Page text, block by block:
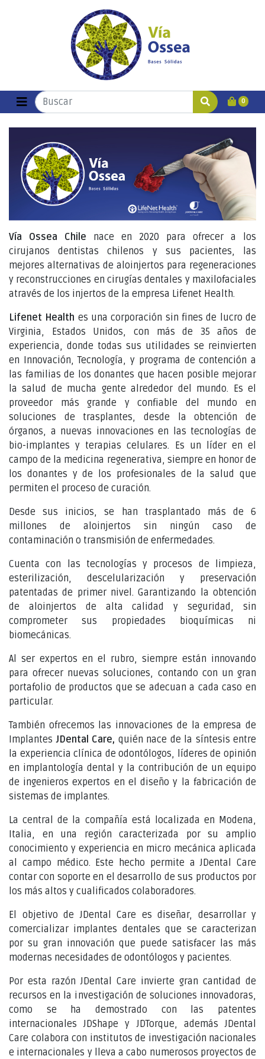
0
Vía Ossea Chile nace en 2020 para ofrecer a los
cirujanos dentistas chilenos y sus pacientes, las
mejores alternativas de aloinjertos para regeneraciones
y reconstrucciones en cirugías dentales y maxilofaciales
através de los injertos de la empresa Lifenet Health.
Lifenet Health es una corporación sin fines de lucro de
Virginia, Estados Unidos, con más de 35 años de
experiencia, donde todas sus utilidades se reinvierten
en Innovación, Tecnología, y programa de contención a
las familias de los donantes que hacen posible mejorar
la salud de mucha gente alrededor del mundo. Es el
proveedor más grande y confiable del mundo en
soluciones de trasplantes, desde la obtención de
órganos, a nuevas innovaciones en las tecnologías de
bio-implantes y terapias celulares. Es un líder en el
campo de la medicina regenerativa, siempre en honor de
los donantes y de los profesionales de la salud que
permiten el proceso de curación.
Desde sus inicios, se han trasplantado más de 6
millones de aloinjertos sin ningún caso de
contaminación o transmisión de enfermedades.
Cuenta con las tecnologías y procesos de limpieza,
esterilización, descelularización y preservación
patentadas de primer nivel. Garantizando la obtención
de aloinjertos de alta calidad y seguridad, sin
comprometer sus propiedades bioquímicas ni
biomecánicas.
Al ser expertos en el rubro, siempre están innovando
para ofrecer nuevas soluciones, contando con un gran
portafolio de productos que se adecuan a cada caso en
particular.
También ofrecemos las innovaciones de la empresa de
ImplantesJDental Care, quién nace de la síntesis entre
la experiencia clínica de odontólogos, líderes de opinión
en implantología dental y la contribución de un equipo
de ingenieros expertos en el diseño y la fabricación de
sistemas de implantes.
La central de la compañía está localizada en Modena,
Italia, en una región caracterizada por su amplio
conocimiento y experiencia en micro mecánica aplicada
al campo médico. Este hecho permite a JDental Care
contar con soporte en el desarrollo de sus productos por
los más altos y cualificados colaboradores.
El objetivo de JDental Care es diseñar, desarrollar y
comercializar implantes dentales que se caracterizan
por su gran innovación que puede satisfacer las más
modernas necesidades de odontólogos y pacientes.
Por esta razón JDental Care invierte gran cantidad de
recursos en la investigación de soluciones innovadoras,
como se ha demostrado con las patentes
internacionales JDShape y JDTorque, además JDental
Care colabora con institutos de investigación nacionales
e internacionales y lleva a cabo numerosos proyectos de